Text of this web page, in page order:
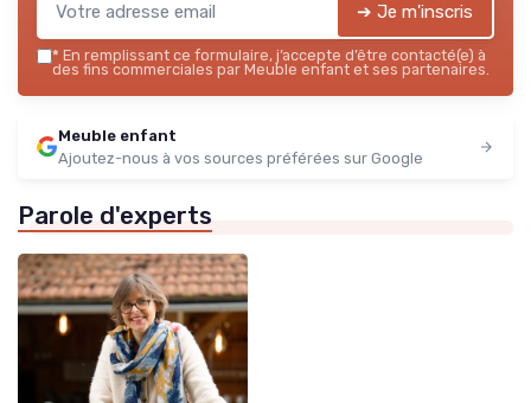
➔ Je m'inscris
* En remplissant ce formulaire, j’accepte d’être contacté(e) à
des fins commerciales par Meuble enfant et ses partenaires.
Meuble enfant
Ajoutez-nous à vos sources préférées sur Google
Parole d'experts